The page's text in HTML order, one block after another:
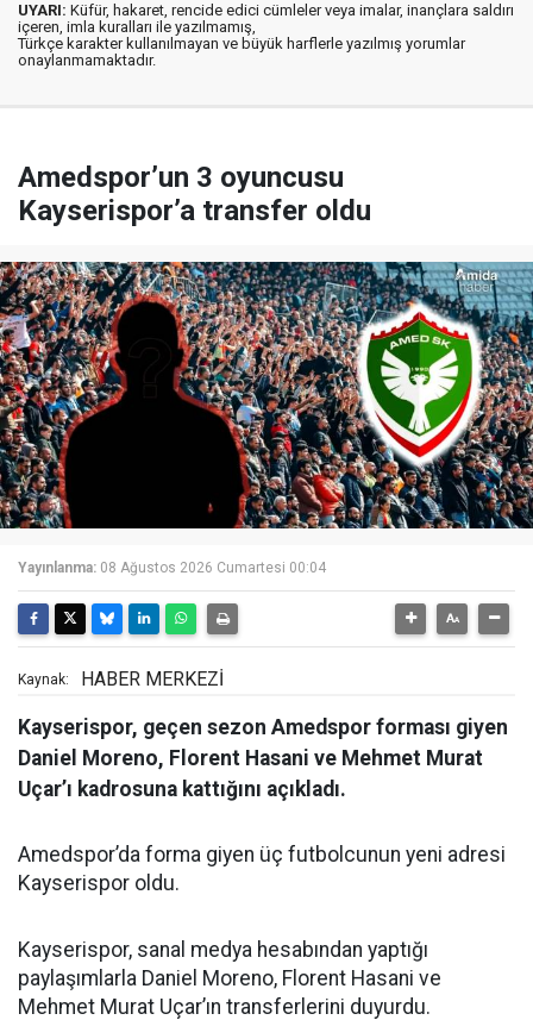
UYARI: Küfür, hakaret, rencide edici cümleler veya imalar, inançlara saldırı
içeren, imla kuralları ile yazılmamış,
Türkçe karakter kullanılmayan ve büyük harflerle yazılmış yorumlar
onaylanmamaktadır.
Amedspor’un 3 oyuncusu
Kayserispor’a transfer oldu
Yayınlanma: 08 Ağustos 2026 Cumartesi 00:04
Kaynak: HABER MERKEZİ
Kayserispor, geçen sezon Amedspor forması giyen
Daniel Moreno, Florent Hasani ve Mehmet Murat
Uçar’ı kadrosuna kattığını açıkladı.
Amedspor’da forma giyen üç futbolcunun yeni adresi
Kayserispor oldu.
Kayserispor, sanal medya hesabından yaptığı
paylaşımlarla Daniel Moreno, Florent Hasani ve
Mehmet Murat Uçar’ın transferlerini duyurdu.